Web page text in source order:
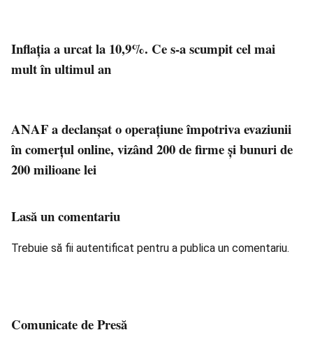
Inflația a urcat la 10,9%. Ce s-a scumpit cel mai
mult în ultimul an
ANAF a declanșat o operațiune împotriva evaziunii
în comerțul online, vizând 200 de firme și bunuri de
200 milioane lei
Lasă un comentariu
Trebuie să fii autentificat pentru a publica un comentariu.
Comunicate de Presă